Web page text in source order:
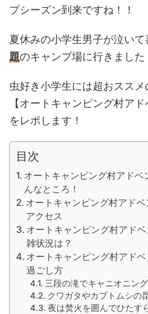
プシーズン到来ですね！！
夏休みの小学生男子が泣いて
題のキャンプ場に行きました
虫好き小学生には超おスス
【オートキャンピング村ア
をレポします！
目次
オートキャンピング村アドベ
んなところ！
オートキャンピング村アド
アクセス
オートキャンピング村アド
雑状況は？
オートキャンピング村アド
過ごし方
三段の滝でキャニオニング
クワガタやカブトムシの
夜は焚火を囲んでひたす